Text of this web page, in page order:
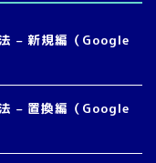
– 新規編（Google
– 置換編（Google